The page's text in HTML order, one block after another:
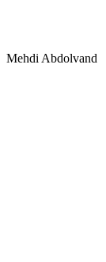
Mehdi Abdolvand